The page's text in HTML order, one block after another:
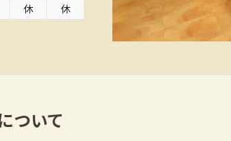
休 休
ついて